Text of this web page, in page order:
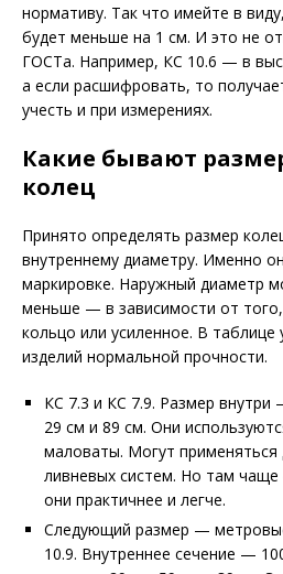
нормативу. Так что имейте в
будет меньше на 1 см. И это не
ГОСТа. Например, КС 10.6 — в
а если расшифровать, то
учесть и при измерениях.
Какие бывают
колец
Принято определять размер
внутреннему диаметру. Именно
маркировке. Наружный диаметр
меньше — в зависимости от
кольцо или усиленное. В
изделий нормальной прочности.
КС 7.3 и КС 7.9. Размер
29 см и 89 см. Они
маловаты. Могут
ливневых систем. Но там
они практичнее и легче.
Следующий размер —
10.9. Внутреннее сечение —